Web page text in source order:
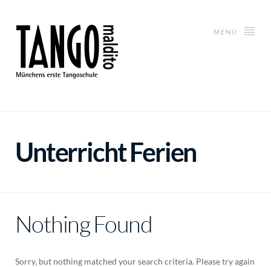
MENÜ
Unterricht Ferien
Nothing Found
Sorry, but nothing matched your search criteria. Please try again